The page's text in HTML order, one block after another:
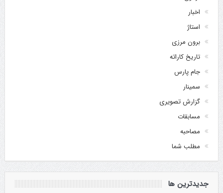
اخبار
استاژ
برون مرزی
تاریخ کاراته
جام پارس
سمینار
گزارش تصویری
مسابقات
مصاحبه
مطلب شما
جدیدترین ها